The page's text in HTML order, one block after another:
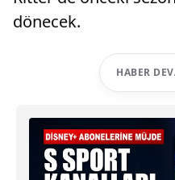
dönecek.
HABER